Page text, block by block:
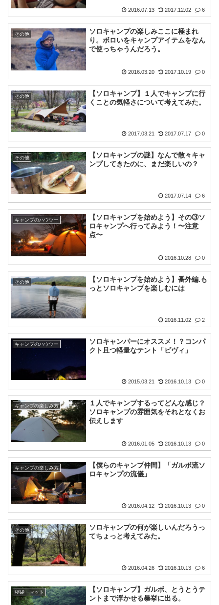
2016.07.13 2017.12.02 6
その他
ソロキャンプの楽しみここに極まれ
り。ボロいをキャンプアイテムをなん
で使っちゃうんだろう。
2016.03.20 2017.10.19 0
その他
【ソロキャンプ】１人でキャンプに行
くことの気軽さについて考えてみた。
2017.03.21 2017.07.17 0
その他
【ソロキャンプの謎】なんで散々キャ
ンプしてきたのに、まだ楽しいの？
2017.07.14 6
キャンプのハウツー
【ソロキャンプを始めよう】その③ソ
ロキャンプへ行ってみよう！〜注意
点〜
2016.10.28 0
その他
【ソロキャンプを始めよう】番外編.も
っとソロキャンプを楽しむには
2016.11.02 2
キャンプのハウツー
ソロキャンパーにオススメ！？コンパ
クト且つ軽量なテント「ビヴィ」
2015.03.21 2016.10.13 0
キャンプの楽しみ方
１人でキャンプするってどんな感じ？
ソロキャンプの雰囲気をそれとなくお
伝えします
2016.01.05 2016.10.13 0
キャンプの楽しみ方
【僕らのキャンプ仲間】「ガルボ流ソ
ロキャンプの流儀」
2016.04.12 2016.10.13 0
その他
ソロキャンプの何が楽しいんだろうっ
てちょっと考えてみた。
2016.04.26 2016.10.13 6
寝袋・マット
【ソロキャンプ】ガルボ、とうとうテ
ントまで浮かせる暴挙に出る。